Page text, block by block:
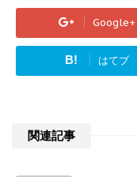
Google+
B! はてブ
関連記事